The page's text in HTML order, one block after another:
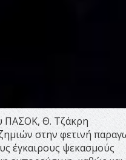
ΠΑΣΟΚ, Θ. Τζάκρη
στην φετινή
έγκαιρους ψεκασμούς